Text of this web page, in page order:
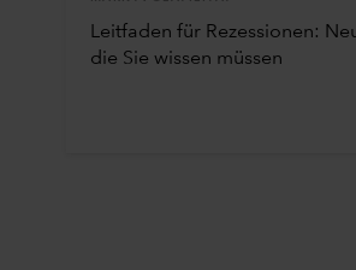
Leitfaden für Rezessionen:
die Sie wissen müssen